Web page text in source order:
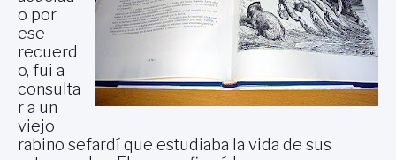
o por
ese
recuerd
o, fui a
consulta
r a un
viejo
rabino sefardí que estudiaba la vida de sus